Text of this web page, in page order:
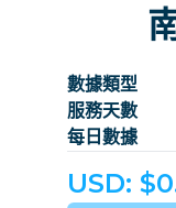
柬埔寨
哥斯大黎加
數據類型
服務天數
每日數據
USD: $